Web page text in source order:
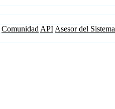
Comunidad API Asesor del Sistema